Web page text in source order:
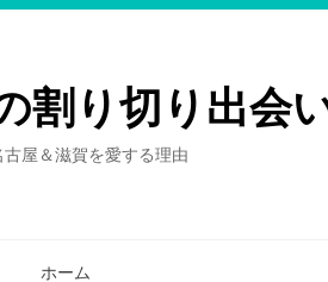
割り切り出会
古屋＆滋賀を愛する理由
ホーム